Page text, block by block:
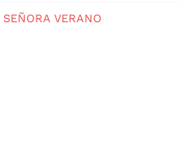
VERANO